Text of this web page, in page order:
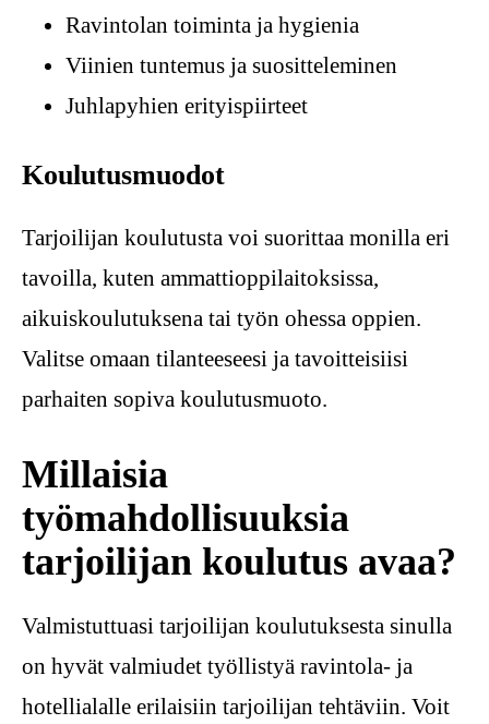
Ravintolan toiminta ja hygienia
Viinien tuntemus ja suositteleminen
Juhlapyhien erityispiirteet
Koulutusmuodot
Tarjoilijan koulutusta voi suorittaa monilla eri
tavoilla, kuten ammattioppilaitoksissa,
aikuiskoulutuksena tai työn ohessa oppien.
Valitse omaan tilanteeseesi ja tavoitteisiisi
parhaiten sopiva koulutusmuoto.
Millaisia
työmahdollisuuksia
tarjoilijan koulutus avaa?
Valmistuttuasi tarjoilijan koulutuksesta sinulla
on hyvät valmiudet työllistyä ravintola- ja
hotellialalle erilaisiin tarjoilijan tehtäviin. Voit